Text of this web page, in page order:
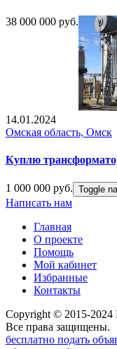
38 000 000 руб.
14.01.2024
Омская область, Омск
Куплю
1 000 000 руб. Toggle
Написать нам
Главная
О проекте
Помощь
Мой кабинет
Избранные
Контакты
Copyright © 2015-2024
Все права защищены.
бесплатно подать